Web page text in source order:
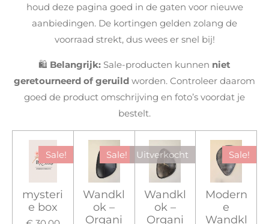
houd deze pagina goed in de gaten voor nieuwe
aanbiedingen. De kortingen gelden zolang de
voorraad strekt, dus wees er snel bij!
🛍️ Belangrijk: Sale-producten kunnen niet
geretourneerd of geruild worden. Controleer daarom
goed de product omschrijving en foto’s voordat je
bestelt.
Sale!
mysteri
e box
Sale!
Wandkl
ok –
Organi
Uitverkocht
Wandkl
ok –
Organi
Sale!
Modern
e
Wandkl